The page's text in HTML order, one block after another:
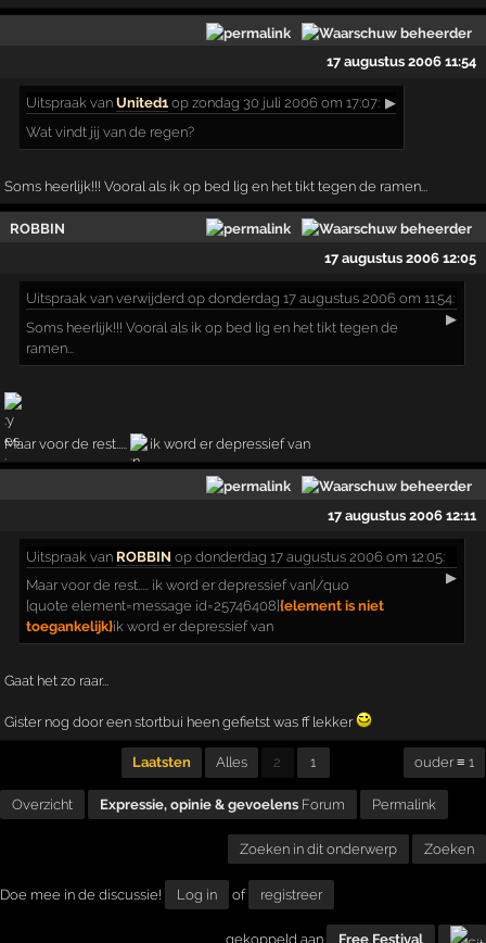
17 augustus 2006 11:54
Uitspraak vanUnited1op zondag 30 juli 2006 om 17:07: ▶
Wat vindt jij van de regen?
Soms heerlijk!!! Vooral als ik op bed lig en het tikt tegen de ramen...
ROBBIN
17 augustus 2006 12:05
Uitspraak van verwijderd op donderdag 17 augustus 2006 om 11:54:
▶
Soms heerlijk!!! Vooral als ik op bed lig en het tikt tegen de
ramen...
Maar voor de rest..... ik word er depressief van
17 augustus 2006 12:11
Uitspraak van ROBBIN op donderdag 17 augustus 2006 om 12:05:
▶
Maar voor de rest..... ik word er depressief van[/quo
[quote element=message id=25746408]{element is niet
toegankelijk}ik word er depressief van
Gaat het zo raar...
Gister nog door een stortbui heen gefietst was ff lekker
Laatsten Alles 2 1 ouder ≡ 1
Overzicht Expressie, opinie & gevoelens Forum Permalink
Zoeken in dit onderwerp Zoeken
Doe mee in de discussie! Log in of registreer
gekoppeld aan Free Festival